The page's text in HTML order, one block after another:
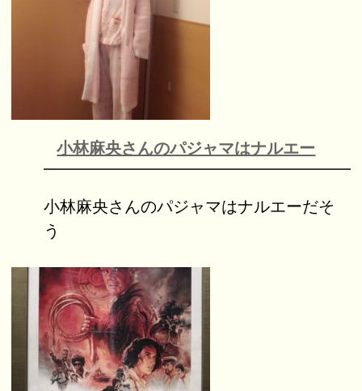
小林麻央さんのパジャマはナルエー
小林麻央さんのパジャマはナルエーだそ
う